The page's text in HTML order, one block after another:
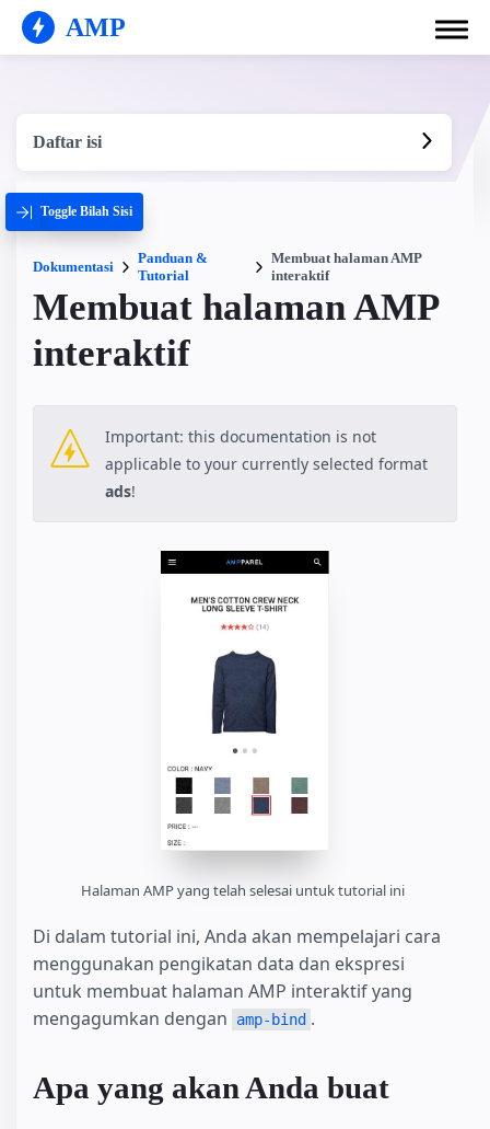
AMP
Daftar isi
Toggle Bilah Sisi
Dokumentasi
Panduan &
Tutorial
Membuat halaman AMP
interaktif
Membuat halaman AMP
interaktif
Important: this documentation is not
applicable to your currently selected format
ads!
Halaman AMP yang telah selesai untuk tutorial ini
Di dalam tutorial ini, Anda akan mempelajari cara
menggunakan pengikatan data dan ekspresi
untuk membuat halaman AMP interaktif yang
mengagumkan dengan
amp-bind .
Apa yang akan Anda buat